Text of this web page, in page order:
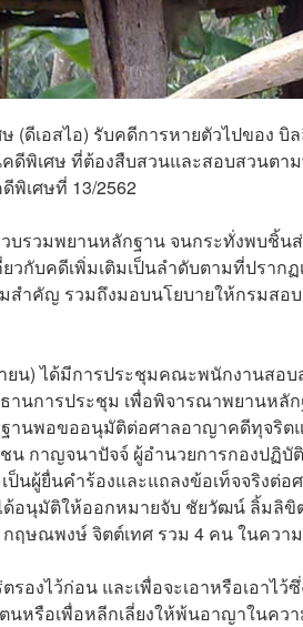
(ดีเอสไอ) รับคดีการหายตัวไปของ บิ
คดีพิเศษ ที่ต้องสืบสวนและสอบสวนต
พิเศษที่ 13/2562
บรวมพยานหลักฐาน จนกระทั่งพบชิ้
วกับคดีเพิ่มเติมเป็นลำดับตามที่ปรา
สำคัญ รวมถึงมอบนโยบายให้กรมสอ
ยน) ได้มีการประชุมคณะพนักงานสอบ
านการประชุม เพื่อพิจารณาพยานหลั
านพอขออนุมัติต่อศาลอาญาคดีทุจริต
น กาญจนาปัจจ์ ผู้อำนวยการกองปฏิ
ป็นผู้ยื่นคำร้องและแถลงข้อเท็จจริงต่
อนุมัติให้ออกหมายจับ ชัยวัฒน์ ลิ้มลิ
ฤษณพงษ์ จิตต์เทศ รวม 4 คน ในควา
รองไว้ก่อน และเพื่อจะเอาหรือเอา
นหรือเพื่อหลีกเลี่ยงให้พ้นอาญาในคว